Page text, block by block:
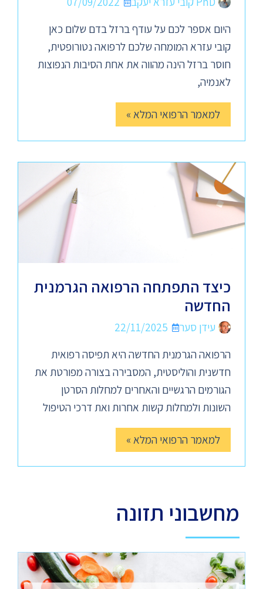
היום אספר לכם על עודף ברזל בדם שלום כאן
קובי עזרא המומחה שלכם לרפואה נטורופטית,
חוסר ברזל הינה מהווה את אחת הסיבות הנפוצות
לאנמיה,
למאמר הרפואי המלא »
כיצד התפתחה הרפואה הגרמנית
החדשה
עידן סער
22/11/2025
הרפואה הגרמנית החדשה היא תפיסה רפואית
חדשנית והוליסטית, המסבירה בצורה מפורטת את
הגורמים הרגשיים והאחרים למחלות הסרטן
השונות ולמחלות קשות אחרות ואת דרכי הטיפול
למאמר הרפואי המלא »
מחשבוני תזונה